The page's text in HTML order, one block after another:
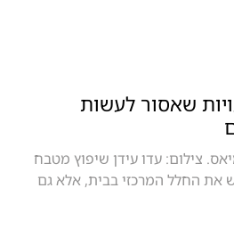
שאסור לעשות
צילום: עדו עידן שיפוץ מטבח
את החלל המרכזי בבית, אלא גם